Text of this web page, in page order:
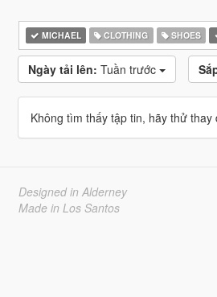
MICHAEL CLOTHING SHOES
Ngày tải lên: Tuần trước
Không tìm thấy tập tin, hãy thử
Designed in Alderney
Made in Los Santos